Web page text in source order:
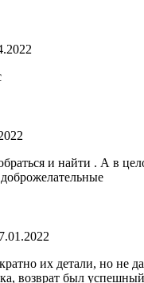
и найти . А в
их детали, но не
возврат был